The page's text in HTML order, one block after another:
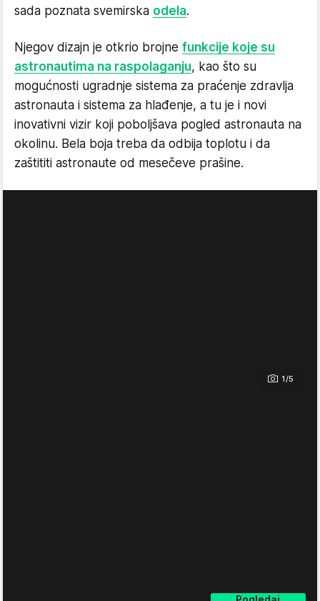
sada poznata svemirska odela.
Njegov dizajn je otkrio brojne funkcije koje su
astronautima na raspolaganju, kao što su
mogućnosti ugradnje sistema za praćenje zdravlja
astronauta i sistema za hlađenje, a tu je i novi
inovativni vizir koji poboljšava pogled astronauta na
okolinu. Bela boja treba da odbija toplotu i da
zaštititi astronaute od mesečeve prašine.
1/5